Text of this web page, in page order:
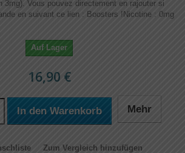
3mg). Vous pouvez directement en rajouter si
en suivant ce lien : Boosters !​​ Nicotine : 0mg
Auf Lager
16,90 €
In den Warenkorb Mehr
Zum Vergleich hinzufügen